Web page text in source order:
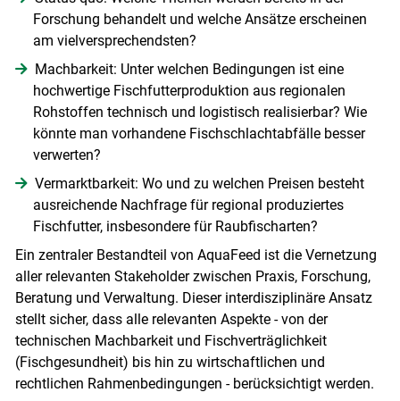
Forschung behandelt und welche Ansätze erscheinen
am vielversprechendsten?
Machbarkeit: Unter welchen Bedingungen ist eine
hochwertige Fischfutterproduktion aus regionalen
Rohstoffen technisch und logistisch realisierbar? Wie
könnte man vorhandene Fischschlachtabfälle besser
verwerten?
Vermarktbarkeit: Wo und zu welchen Preisen besteht
ausreichende Nachfrage für regional produziertes
Fischfutter, insbesondere für Raubfischarten?
Ein zentraler Bestandteil von AquaFeed ist die Vernetzung
aller relevanten Stakeholder zwischen Praxis, Forschung,
Beratung und Verwaltung. Dieser interdisziplinäre Ansatz
stellt sicher, dass alle relevanten Aspekte - von der
technischen Machbarkeit und Fischverträglichkeit
(Fischgesundheit) bis hin zu wirtschaftlichen und
rechtlichen Rahmenbedingungen - berücksichtigt werden.